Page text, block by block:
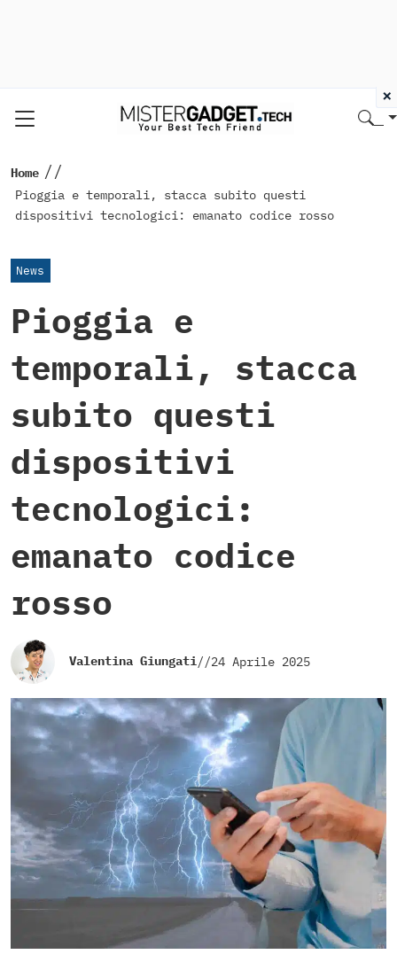
Home //
Pioggia e temporali, stacca subito questi
dispositivi tecnologici: emanato codice rosso
News
Pioggia e
temporali, stacca
subito questi
dispositivi
tecnologici:
emanato codice
rosso
Valentina Giungati//24 Aprile 2025
×